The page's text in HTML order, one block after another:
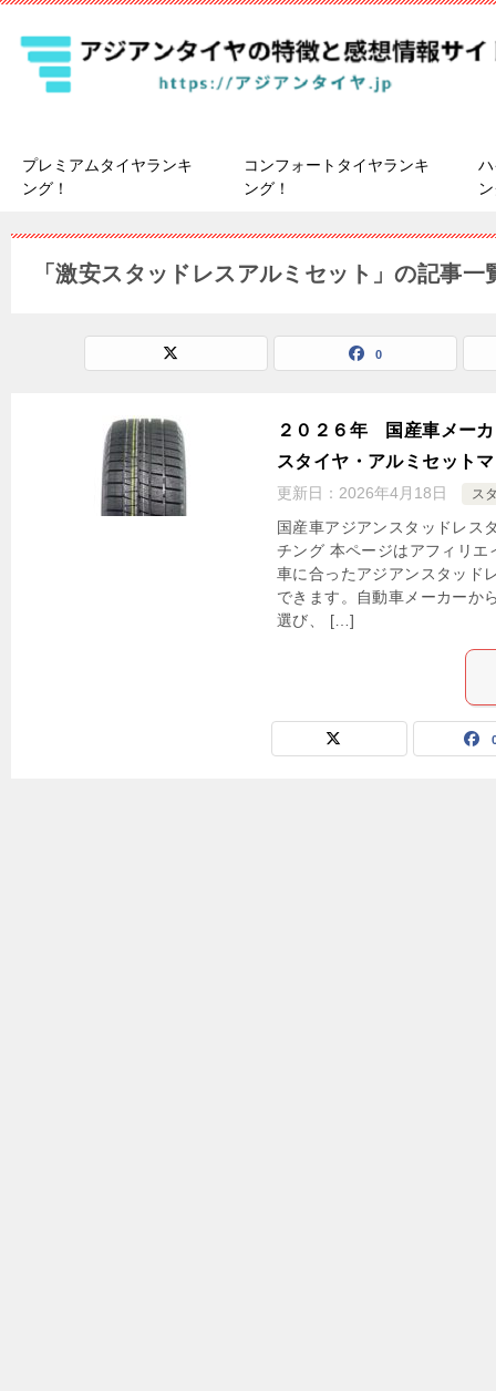
プレミアムタイヤランキ
ング！
コンフォートタイヤランキ
ング！
「激安スタッドレスアルミセット」の記事一
0
２０２６年 国産車メー
スタイヤ・アルミセット
更新日： 2026年4月18日 ス
国産車アジアンスタッドレス
チング 本ページはアフィリ
車に合ったアジアンスタッド
できます。自動車メーカーか
選び、 […]